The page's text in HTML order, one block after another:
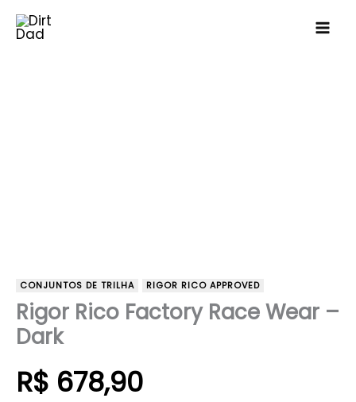
para
CONJUNTOS DE TRILHA RIGOR RICO APPROVED
Rigor Rico Factory Race Wear –
Dark
R$ 678,90